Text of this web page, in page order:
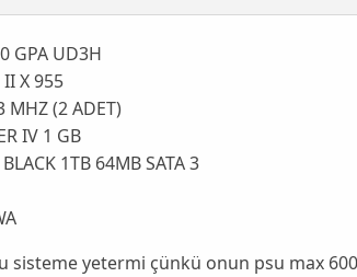
GPA UD3H
X 955
MHZ (2 ADET)
IV 1 GB
1TB 64MB SATA 3
sisteme yetermi çünkü onun psu max 600